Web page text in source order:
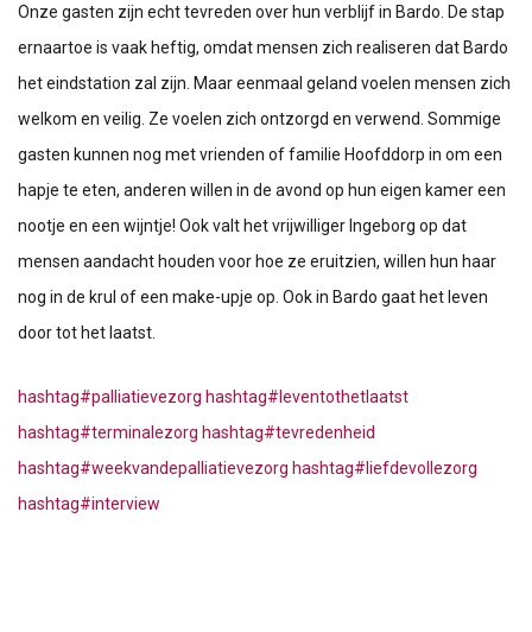
Onze gasten zijn echt tevreden over hun verblijf in Bardo. De stap
ernaartoe is vaak heftig, omdat mensen zich realiseren dat Bardo
het eindstation zal zijn. Maar eenmaal geland voelen mensen zich
welkom en veilig. Ze voelen zich ontzorgd en verwend. Sommige
gasten kunnen nog met vrienden of familie Hoofddorp in om een
hapje te eten, anderen willen in de avond op hun eigen kamer een
nootje en een wijntje! Ook valt het vrijwilliger Ingeborg op dat
mensen aandacht houden voor hoe ze eruitzien, willen hun haar
nog in de krul of een make-upje op. Ook in Bardo gaat het leven
door tot het laatst.
hashtag#palliatievezorg hashtag# leventothetlaatst
hashtag#terminalezorg hashtag#tevredenheid
hashtag#weekvandepalliatievezorg hashtag# liefdevollezorg
hashtag#interview